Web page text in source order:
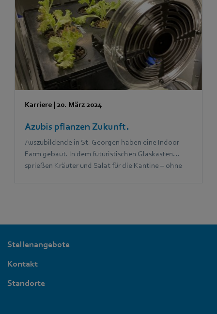
täglichen Aufgaben unterstützt.
Karriere | 20. März 2024
Azubis pflanzen Zukunft.
Auszubildende in St. Georgen haben eine Indoor
Farm gebaut. In dem futuristischen Glaskasten
sprießen Kräuter und Salat für die Kantine – ohne
Stellenangebote
Kontakt
Standorte